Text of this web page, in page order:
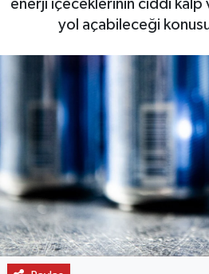
enerji içeceklerinin ciddi kalp
yol açabileceği
HABER
LOJİSTİK
OTO DETAY
SAĞLIK
SON DAKİKA
SPOR
Tüm Manşetler
Son Dakika Haberleri